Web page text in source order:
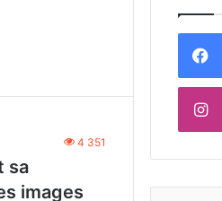
4 351
sa
images